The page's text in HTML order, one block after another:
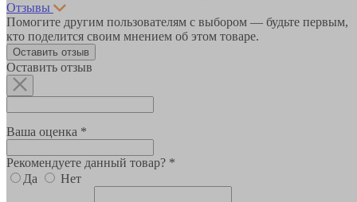
Отзывы
Помогите другим пользователям с выбором — будьте первым,
кто поделится своим мнением об этом товаре.
Оставить отзыв
Оставить отзыв
Ваша оценка *
Рекомендуете данный товар? *
Да
Нет